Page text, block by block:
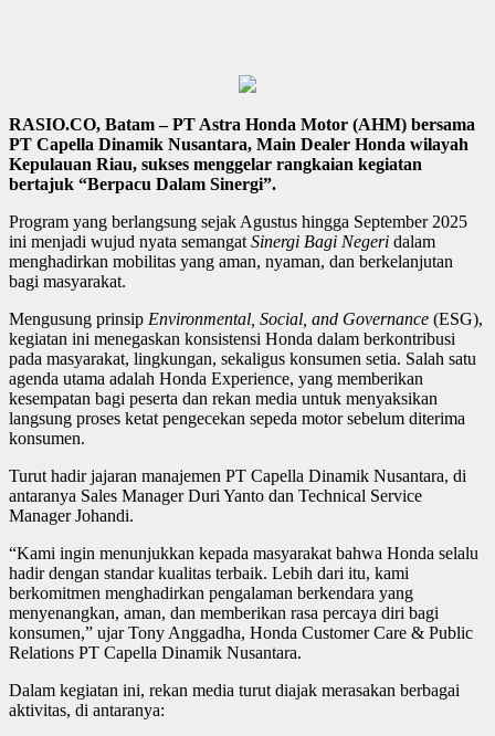
RASIO.CO, Batam – PT Astra Honda Motor (AHM) bersama
PT Capella Dinamik Nusantara, Main Dealer Honda wilayah
Kepulauan Riau, sukses menggelar rangkaian kegiatan
bertajuk “Berpacu Dalam Sinergi”.
Program yang berlangsung sejak Agustus hingga September 2025
ini menjadi wujud nyata semangat Sinergi Bagi Negeri dalam
menghadirkan mobilitas yang aman, nyaman, dan berkelanjutan
bagi masyarakat.
Mengusung prinsip Environmental, Social, and Governance (ESG),
kegiatan ini menegaskan konsistensi Honda dalam berkontribusi
pada masyarakat, lingkungan, sekaligus konsumen setia. Salah satu
agenda utama adalah Honda Experience, yang memberikan
kesempatan bagi peserta dan rekan media untuk menyaksikan
langsung proses ketat pengecekan sepeda motor sebelum diterima
konsumen.
Turut hadir jajaran manajemen PT Capella Dinamik Nusantara, di
antaranya Sales Manager Duri Yanto dan Technical Service
Manager Johandi.
“Kami ingin menunjukkan kepada masyarakat bahwa Honda selalu
hadir dengan standar kualitas terbaik. Lebih dari itu, kami
berkomitmen menghadirkan pengalaman berkendara yang
menyenangkan, aman, dan memberikan rasa percaya diri bagi
konsumen,” ujar Tony Anggadha, Honda Customer Care & Public
Relations PT Capella Dinamik Nusantara.
Dalam kegiatan ini, rekan media turut diajak merasakan berbagai
aktivitas, di antaranya: